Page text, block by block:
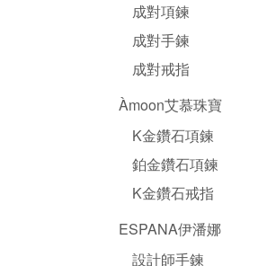
成對項鍊
成對手鍊
成對戒指
Àmoon艾慕珠寶
K金鑽石項鍊
鉑金鑽石項鍊
K金鑽石戒指
ESPANA伊潘娜
設計師手鍊